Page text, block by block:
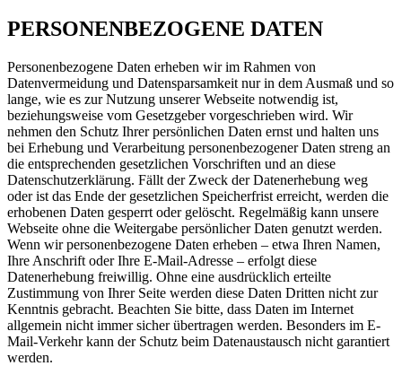
PERSONENBEZOGENE DATEN
Personenbezogene Daten erheben wir im Rahmen von
Datenvermeidung und Datensparsamkeit nur in dem Ausmaß und so
lange, wie es zur Nutzung unserer Webseite notwendig ist,
beziehungsweise vom Gesetzgeber vorgeschrieben wird. Wir
nehmen den Schutz Ihrer persönlichen Daten ernst und halten uns
bei Erhebung und Verarbeitung personenbezogener Daten streng an
die entsprechenden gesetzlichen Vorschriften und an diese
Datenschutzerklärung. Fällt der Zweck der Datenerhebung weg
oder ist das Ende der gesetzlichen Speicherfrist erreicht, werden die
erhobenen Daten gesperrt oder gelöscht. Regelmäßig kann unsere
Webseite ohne die Weitergabe persönlicher Daten genutzt werden.
Wenn wir personenbezogene Daten erheben – etwa Ihren Namen,
Ihre Anschrift oder Ihre E-Mail-Adresse – erfolgt diese
Datenerhebung freiwillig. Ohne eine ausdrücklich erteilte
Zustimmung von Ihrer Seite werden diese Daten Dritten nicht zur
Kenntnis gebracht. Beachten Sie bitte, dass Daten im Internet
allgemein nicht immer sicher übertragen werden. Besonders im E-
Mail-Verkehr kann der Schutz beim Datenaustausch nicht garantiert
werden.